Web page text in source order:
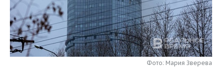
НЕФТЕХИМИЯ
НЕФТЬ
ОПК
РОЗНИЧНАЯ ТОРГОВЛЯ
ТРАНСПОРТ
НОВОСТИ ТЕХНОЛОГИЙ
IT
МЕРОПРИЯТИЯ
НОВОСТИ МЕРОПРИЯТИЙ
СПОРТ
Фото: Мария Зверева